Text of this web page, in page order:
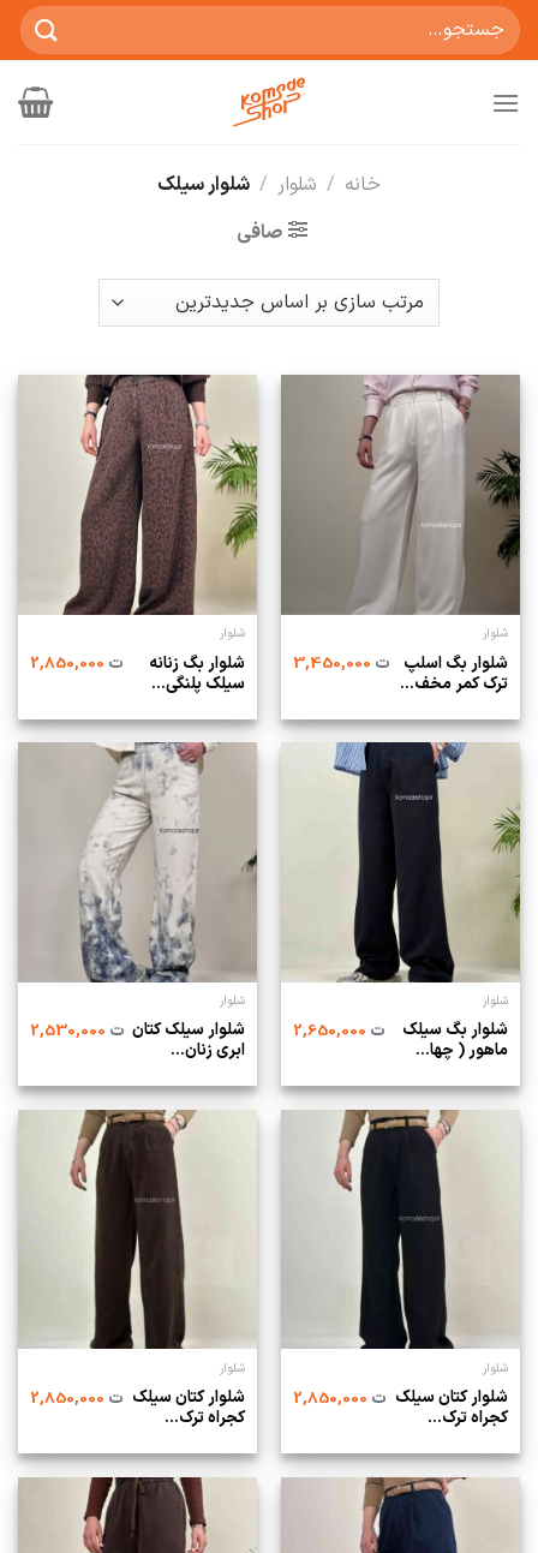
جستجو
برای:
خانه / شلوار /شلوار سیلک
صافی
شلوار
شلوار بگ اسلپ
ترک کمر مخف...
ت3,450,000
شلوار
شلوار بگ زنانه
سیلک پلنگی...
ت2,850,000
شلوار
شلوار بگ سیلک
ماهور ( چها...
ت2,650,000
شلوار
شلوار سیلک کتان
ابری زنان...
ت2,530,000
شلوار
شلوار کتان سیلک
کجراه ترک...
ت2,850,000
شلوار
شلوار کتان سیلک
کجراه ترک...
ت2,850,000